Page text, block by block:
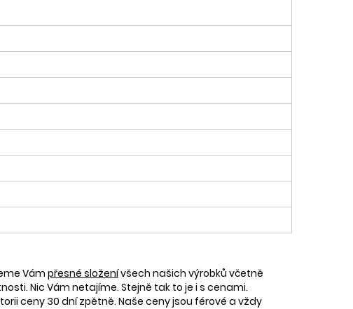
Vám přesné složenívšech našich výrobků včetně
Nic Vám netajíme. Stejně tak to je i s cenami.
ceny 30 dní zpětně. Naše ceny jsou férové a vždy